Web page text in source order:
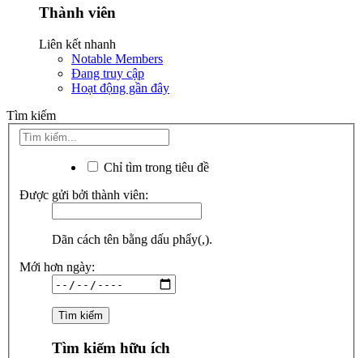
Thành viên
Liên kết nhanh
Notable Members
Đang truy cập
Hoạt động gần đây
Tìm kiếm
Chỉ tìm trong tiêu đề
Được gửi bởi thành viên:
Dãn cách tên bằng dấu phẩy(,).
Mới hơn ngày:
Tìm kiếm hữu ích